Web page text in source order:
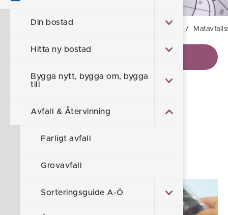
Din bostad
Hitta ny bostad
Bygga nytt, bygga om, bygga
till
Avfall & Återvinning
Farligt avfall
Grovavfall
Sorteringsguide A-Ö
/
flerfamiljshus
och näringsidkare